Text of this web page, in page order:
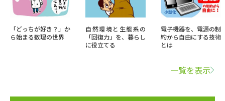
「どっちが好き？」か
ら始まる数理の世界
自然環境と生態系の
「回復力」を、暮らし
に役立てる
電子機器を、電源の制
約から自由にする技術
とは
一覧を表示